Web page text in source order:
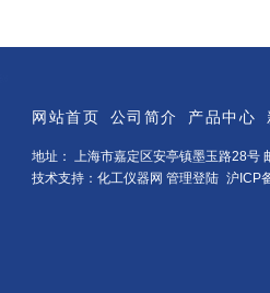
网站首页 公司简介 产品中心
地址： 上海市嘉定区安亭镇墨玉路28号
技术支持：化工仪器网 管理登陆 沪ICP